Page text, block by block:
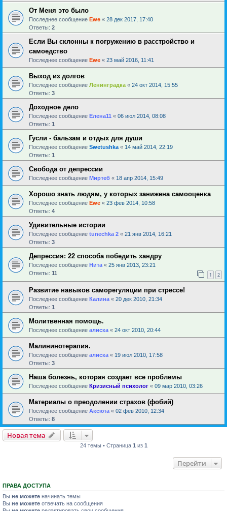
От Меня это было
Последнее сообщение Ewe « 28 дек 2017, 17:40
Ответы: 2
Если Вы склонны к погружению в расстройство и
самоедство
Последнее сообщение Ewe « 23 май 2016, 11:41
Выход из долгов
Последнее сообщение Ленинградка « 24 окт 2014, 15:55
Ответы: 3
Доходное дело
Последнее сообщение Елена11 « 06 июл 2014, 08:08
Ответы: 1
Гусли - бальзам и отдых для души
Последнее сообщение Swetushka « 14 май 2014, 22:19
Ответы: 1
Свобода от депрессии
Последнее сообщение Миртеб « 18 апр 2014, 15:49
Хорошо знать людям, у которых занижена самооценка
Последнее сообщение Ewe « 23 фев 2014, 10:58
Ответы: 4
Удивительные истории
Последнее сообщение tunechka 2 « 21 янв 2014, 16:21
Ответы: 3
Депрессия: 22 способа победить хандру
Последнее сообщение Нита « 25 янв 2013, 23:21
Ответы: 11 1 2
Развитие навыков саморегуляции при стрессе!
Последнее сообщение Калина « 20 дек 2010, 21:34
Ответы: 1
Молитвенная помощь.
Последнее сообщение алиска « 24 окт 2010, 20:44
Малининотерапия.
Последнее сообщение алиска « 19 июл 2010, 17:58
Ответы: 3
Наша болезнь, которая создает все проблемы
Последнее сообщение Кризисный психолог « 09 мар 2010, 03:26
Материалы о преодолении страхов (фобий)
Последнее сообщение Аксюта « 02 фев 2010, 12:34
Ответы: 8
Новая тема
24 темы • Страница 1 из 1
Перейти
ПРАВА ДОСТУПА
Вы не можете начинать темы
Вы не можете отвечать на сообщения